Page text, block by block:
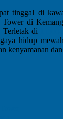
tinggal di
Tower di
Terletak di
hidup
kenyamanan